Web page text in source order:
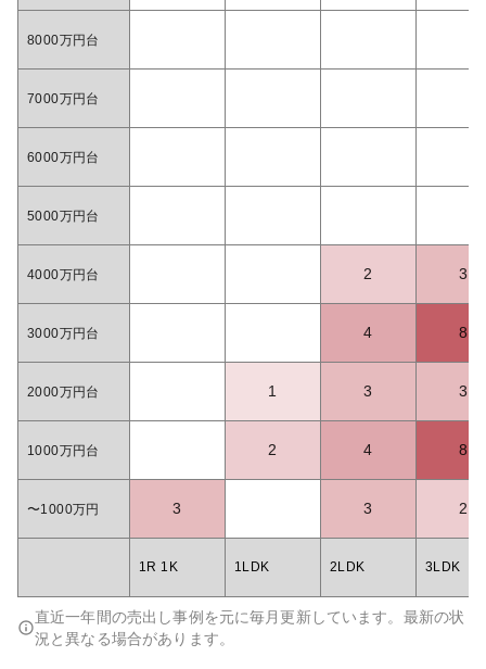
8000万円台
7000万円台
6000万円台
5000万円台
4000万円台 2 3
3000万円台 4 8
2000万円台 1 3 3
1000万円台 2 4 8
〜1000万円 3 3 2
1R 1K 1LDK 2LDK 3LDK
直近一年間の売出し事例を元に毎月更新しています。最新の状
況と異なる場合があります。